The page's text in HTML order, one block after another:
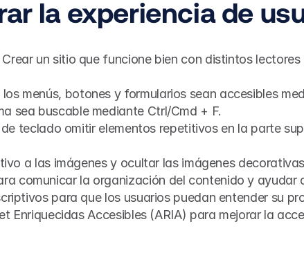
la experiencia de
Crear un sitio que funcione bien con distintos
menús, botones y formularios sean accesibles
sea buscable mediante Ctrl/Cmd + F.
teclado omitir elementos repetitivos en la parte
a las imágenes y ocultar las imágenes
comunicar la organización del contenido y ayudar
para que los usuarios puedan entender su
Enriquecidas Accesibles (ARIA) para mejorar la